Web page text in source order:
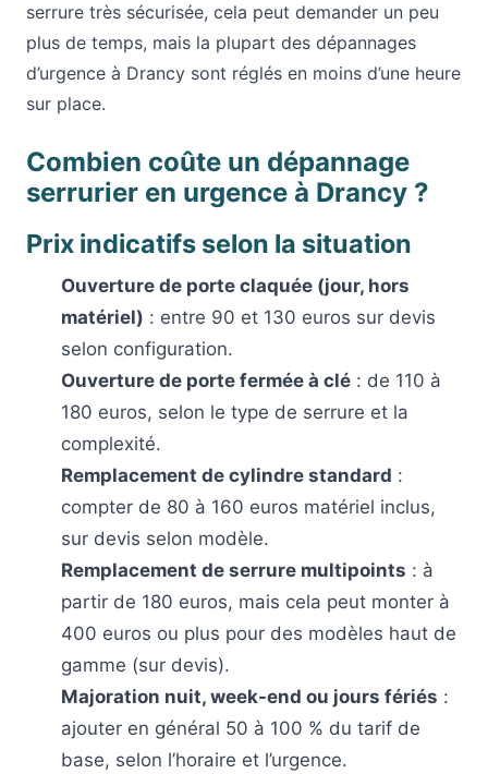
serrure très sécurisée, cela peut demander un peu
plus de temps, mais la plupart des dépannages
d’urgence à Drancy sont réglés en moins d’une heure
sur place.
Combien coûte un dépannage
serrurier en urgence à Drancy ?
Prix indicatifs selon la situation
Ouverture de porte claquée (jour, hors
matériel) : entre 90 et 130 euros sur devis
selon configuration.
Ouverture de porte fermée à clé : de 110 à
180 euros, selon le type de serrure et la
complexité.
Remplacement de cylindre standard :
compter de 80 à 160 euros matériel inclus,
sur devis selon modèle.
Remplacement de serrure multipoints : à
partir de 180 euros, mais cela peut monter à
400 euros ou plus pour des modèles haut de
gamme (sur devis).
Majoration nuit, week-end ou jours fériés :
ajouter en général 50 à 100 % du tarif de
base, selon l’horaire et l’urgence.